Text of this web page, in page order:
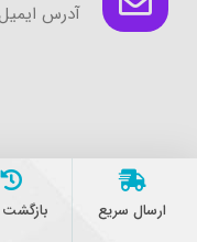
آدرس
ارسال سریع